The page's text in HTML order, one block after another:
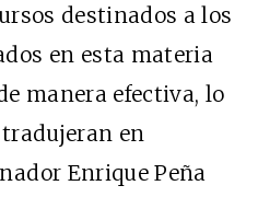
destinados a los
en esta materia
manera efectiva, lo
en
Enrique Peña